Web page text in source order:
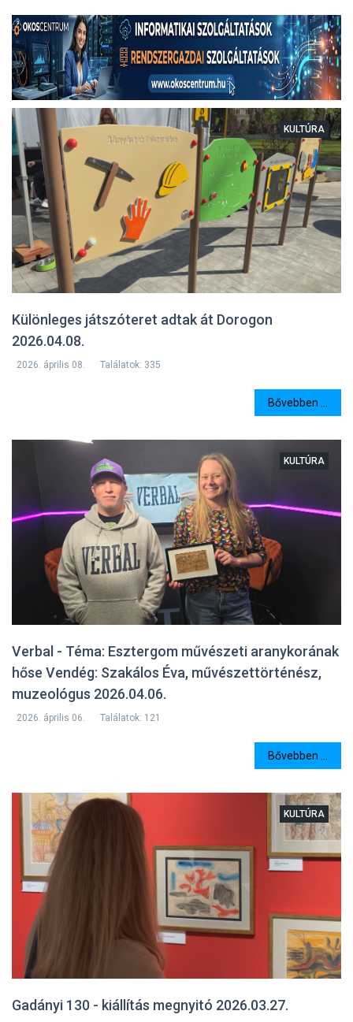
Különleges játszóteret adtak át Dorogon
2026.04.08.
KULTÚRA
2026. április 08. Találatok: 335
Bővebben ...
Verbal - Téma: Esztergom művészeti aranykorának
hőse Vendég: Szakálos Éva, művészettörténész,
muzeológus 2026.04.06.
KULTÚRA
2026. április 06. Találatok: 121
Bővebben ...
Gadányi 130 - kiállítás megnyitó 2026.03.27.
KULTÚRA